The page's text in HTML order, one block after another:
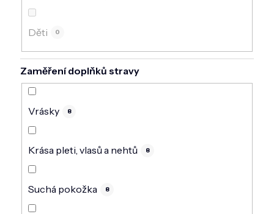
Děti 0
Zaměření doplňků stravy
Vrásky 8
Krása pleti, vlasů a nehtů 8
Suchá pokožka 8